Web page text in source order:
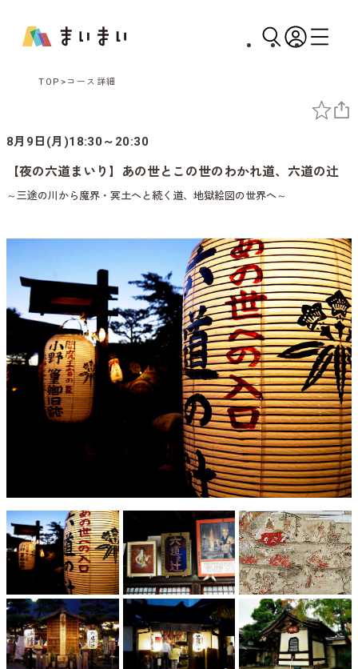
TOP コース詳細
8月9日(月)18:30～20:30
【夜の六道まいり】あの世とこの世のわかれ道、六道の辻
～三途の川から魔界・冥土へと続く道、地獄絵図の世界へ～